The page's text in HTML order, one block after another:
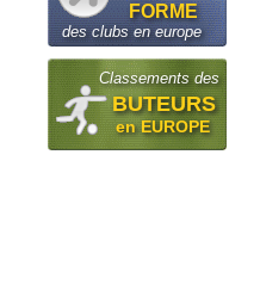
FORME
des clubs en europe
Classements des
BUTEURS
en EUROPE